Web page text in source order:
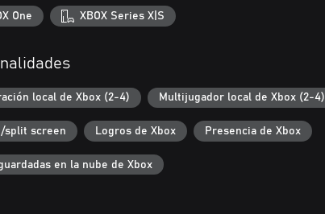
One XBOX Series X|S
local de Xbox (2-4) Multijugador local de Xbox (2-4)
split screen Logros de Xbox Presencia de Xbox
en la nube de Xbox